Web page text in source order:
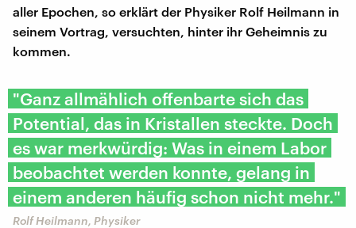
aller Epochen, so erklärt der Physiker Rolf Heilmann in
seinem Vortrag, versuchten, hinter ihr Geheimnis zu
kommen.
"Ganz allmählich offenbarte sich das
Potential, das in Kristallen steckte. Doch
es war merkwürdig: Was in einem Labor
beobachtet werden konnte, gelang in
einem anderen häufig schon nicht mehr."
Rolf Heilmann, Physiker